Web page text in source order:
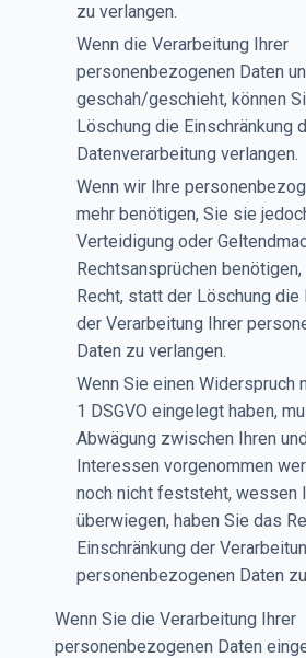
zu verlangen.
Wenn die Verarbeitung Ihrer
personenbezogenen Daten
geschah/geschieht, können
Löschung die Einschränkung
Datenverarbeitung verlangen.
Wenn wir Ihre
mehr benötigen, Sie sie
Verteidigung oder
Rechtsansprüchen
Recht, statt der Löschung die
der Verarbeitung Ihrer
Daten zu verlangen.
Wenn Sie einen Widerspruch
1 DSGVO eingelegt haben,
Abwägung zwischen Ihren
Interessen vorgenommen
noch nicht feststeht, wessen
überwiegen, haben Sie das
Einschränkung der
personenbezogenen Daten
Wenn Sie die Verarbeitung Ihrer
personenbezogenen Daten